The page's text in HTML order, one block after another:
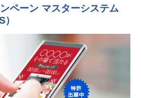
ペーン マスターシステム